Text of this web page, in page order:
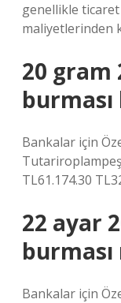
genellikle ticaret
maliyetlerinden
20 gram
Bankalar için
TL61.174.30
22 ayar
Bankalar için